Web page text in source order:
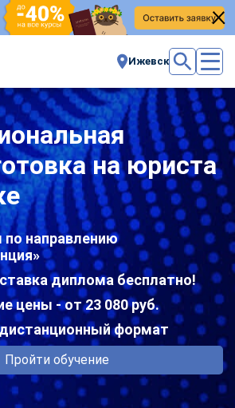
Ижевск
на юриста
по направлению
диплома бесплатно!
цены - от 23 080 руб.
формат
Пройти обучение